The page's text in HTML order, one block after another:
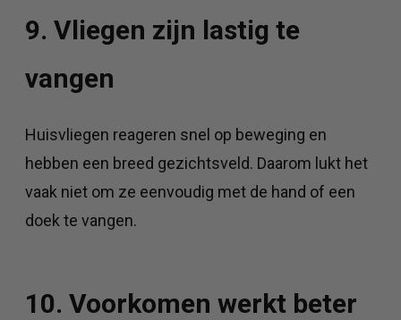
9. Vliegen zijn lastig te
vangen
Huisvliegen reageren snel op beweging en
hebben een breed gezichtsveld. Daarom lukt het
vaak niet om ze eenvoudig met de hand of een
doek te vangen.
10. Voorkomen werkt beter